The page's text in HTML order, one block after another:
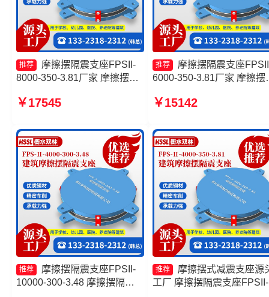
推荐
摩擦摆隔震支座FPSII-
8000-350-3.81厂家 摩擦摆式
Ⅱ-2000-500-3.8源头工厂 摩
￥17545
推荐
摩擦摆隔震支座
6000-350-3.81厂家 摩擦摆
生产厂家 建筑摩擦摆隔震
支座厂家
￥15142
推荐
摩擦摆隔震支座FPSII-
10000-300-3.48 摩擦摆隔震
推荐
摩擦摆式减震支座源
工厂 摩擦摆隔震支座FPSII-